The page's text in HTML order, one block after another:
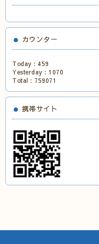
カウンター
Today :459
Yesterday : 1070
Total : 759071
携帯サイト